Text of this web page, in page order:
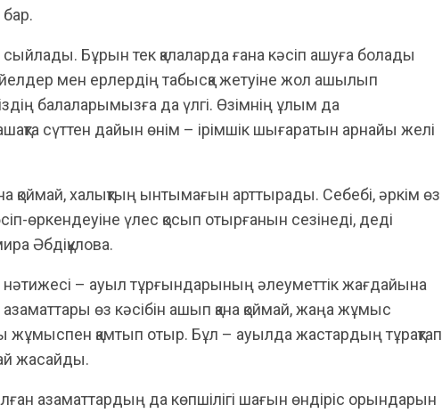
бар.
Бұрын тек қалаларда ғана кәсіп ашуға болады
мен ерлердің табысқа жетуіне жол ашылып
балаларымызға да үлгі. Өзімнің ұлым да
сүттен дайын өнім – ірімшік шығаратын арнайы желі
қоймай, халықтың ынтымағын арттырады. Себебі, әркім өз
өркендеуіне үлес қосып отырғанын сезінеді, деді
Әбдіқұлова.
– ауыл тұрғындарының әлеуметтік жағдайына
өз кәсібін ашып қана қоймай, жаңа жұмыс
жұмыспен қамтып отыр. Бұл – ауылда жастардың тұрақтап
жасайды.
азаматтардың да көпшілігі шағын өндіріс орындарын